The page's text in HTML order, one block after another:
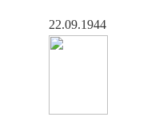
22.09.1944